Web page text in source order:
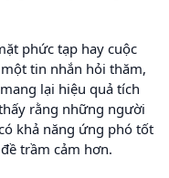
phức tạp hay cuộc
tin nhắn hỏi thăm,
lại hiệu quả tích
rằng những người
khả năng ứng phó tốt
trầm cảm hơn.